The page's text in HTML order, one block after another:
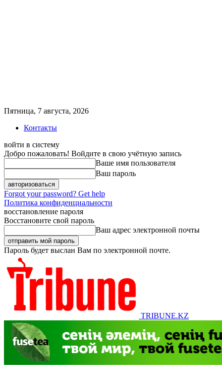
Пятница, 7 августа, 2026
Контакты
войти в систему
Добро пожаловать! Войдите в свою учётную запись
Ваше имя пользователя
Ваш пароль
Forgot your password? Get help
Политика конфиденциальности
восстановление пароля
Восстановите свой пароль
Ваш адрес электронной почты
Пароль будет выслан Вам по электронной почте.
TRIBUNE.KZ